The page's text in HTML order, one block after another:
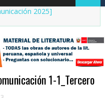
2025]
1-1_Tercero